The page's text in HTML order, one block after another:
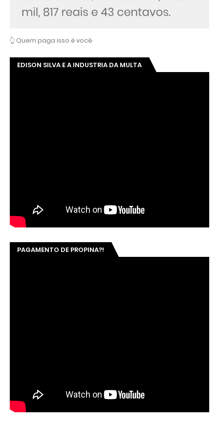
👆 Quem paga isso é você
EDISON SILVA E A INDUSTRIA DA MULTA
PAGAMENTO DE PROPINA?!